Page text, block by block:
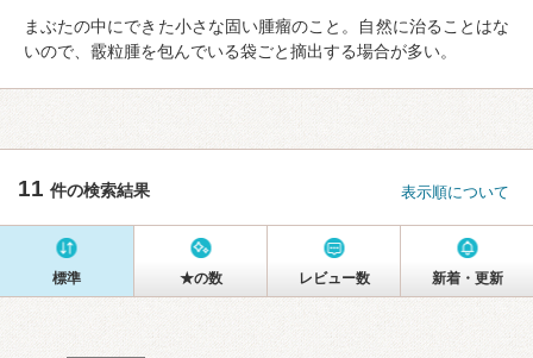
まぶたの中にできた小さな固い腫瘤のこと。自然に治ることはな
いので、霰粒腫を包んでいる袋ごと摘出する場合が多い。
11 件の検索結果 表示順について
標準 ★の数 レビュー数 新着・更新